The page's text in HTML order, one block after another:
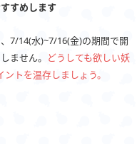
すめします
7/14(水)~7/16(金)の期間で開
ません。 どうしても欲しい妖
トを温存しましょう。